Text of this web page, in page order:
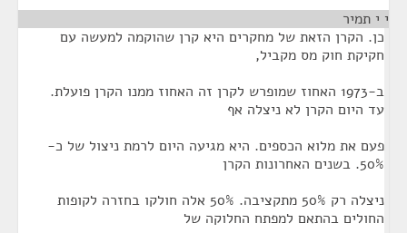
י י תמיר
כן. הקרן הזאת של מחקרים היא קרן שהוקמה למעשה עם
חקיקת חוק מס מקביל,
ב-1973 האחוז שמופרש לקרן זה האחוז ממנו הקרן פועלת.
עד היום הקרן לא ניצלה אף
פעם את מלוא הכספים. היא מגיעה היום לרמת ניצול של כ-
50%. בשנים האחרונות הקרן
ניצלה רק 50% מתקציבה. 50% אלה חולקו בחזרה לקופות
החולים בהתאם למפתח החלוקה של